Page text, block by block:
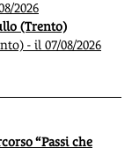
2026
(Trento)
- il 07/08/2026
“Passi che